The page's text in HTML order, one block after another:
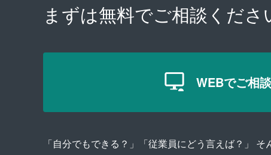
まずは無料でご相談くださ
WEBでご相談
「自分でもできる？」「従業員にどう言えば？」